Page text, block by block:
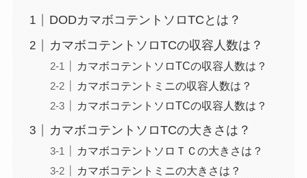
DODカマボコテントソロTCとは？
カマボコテントソロTCの収容人数は？
カマボコテントソロTCの収容人数は？
カマボコテントミニの収容人数は？
カマボコテントソロTCの収容人数は？
カマボコテントソロTCの大きさは？
カマボコテントソロＴＣの大きさは？
カマボコテントミニの大きさは？